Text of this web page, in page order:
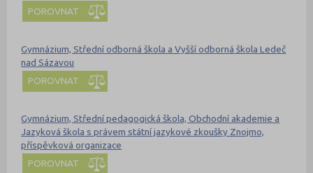
POROVNAT
Gymnázium, Střední odborná škola a Vyšší odborná škola Ledeč
nad Sázavou
POROVNAT
Gymnázium, Střední pedagogická škola, Obchodní akademie a
Jazyková škola s právem státní jazykové zkoušky Znojmo,
příspěvková organizace
POROVNAT